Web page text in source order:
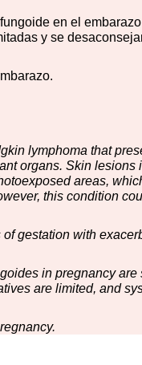
en el
y se
lymphoma that
organs. Skin
areas,
this condition
gestation with
in pregnancy are
are limited, and